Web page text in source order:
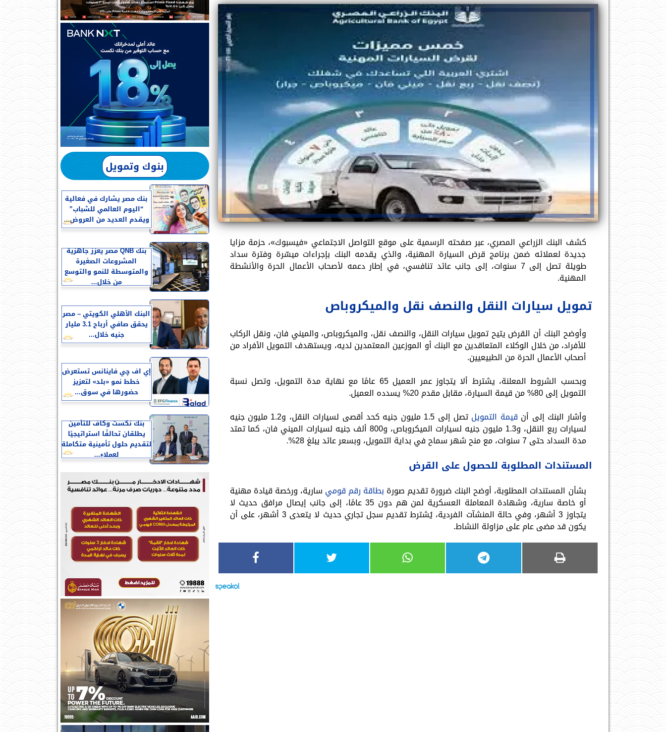
كشف البنك الزراعي المصري، عبر صفحته الرسمية على موقع التواصل الاجتماعي «فيسبوك»، حزمة مزايا
جديدة لعملائه ضمن برنامج قرض السيارة المهنية، والذي يقدمه البنك بإجراءات ميسّرة وفترة سداد
طويلة تصل إلى 7 سنوات، إلى جانب عائد تنافسي، في إطار دعمه لأصحاب الأعمال الحرة والأنشطة
المهنية.
تمويل سيارات النقل والنصف نقل والميكروباص
وأوضح البنك أن القرض يتيح تمويل سيارات النقل، والنصف نقل، والميكروباص، والميني فان، ونقل الركاب
للأفراد، من خلال الوكلاء المتعاقدين مع البنك أو الموزعين المعتمدين لديه، ويستهدف التمويل الأفراد من
أصحاب الأعمال الحرة من الطبيعيين.
وبحسب الشروط المعلنة، يشترط ألا يتجاوز عمر العميل 65 عامًا مع نهاية مدة التمويل، وتصل نسبة
التمويل إلى 80% من قيمة السيارة، مقابل مقدم 20% يسدده العميل.
وأشار البنك إلى أن قيمة التمويل تصل إلى 1.5 مليون جنيه كحد أقصى لسيارات النقل، و1.2 مليون جنيه
لسيارات ربع النقل، و1.3 مليون جنيه لسيارات الميكروباص، و800 ألف جنيه لسيارات الميني فان، كما تمتد
مدة السداد حتى 7 سنوات، مع منح شهر سماح في بداية التمويل، وبسعر عائد يبلغ 28%.
المستندات المطلوبة للحصول على القرض
بشأن المستندات المطلوبة، أوضح البنك ضرورة تقديم صورة بطاقة رقم قومي سارية، ورخصة قيادة مهنية
أو خاصة سارية، وشهادة المعاملة العسكرية لمن هم دون 35 عامًا، إلى جانب إيصال مرافق حديث لا
يتجاوز 3 أشهر، وفي حالة المنشآت الفردية، يُشترط تقديم سجل تجاري حديث لا يتعدى 3 أشهر، على أن
يكون قد مضى عام على مزاولة النشاط.
بنوك وتمويل
بنك مصر يشارك في فعالية
“اليوم العالمي للشباب”
ويقدم العديد من العروض...
بنك QNB مصر يعزز جاهزية
المشروعات الصغيرة
والمتوسطة للنمو والتوسع
من خلال...
البنك الأهلي الكويتي – مصر
يحقق صافي أرباح 3.1 مليار
جنيه خلال...
إي اف چي فاينانس تستعرض
خطط نمو «بلد» لتعزيز
حضورها في سوق...
بنك نكست وكاف للتأمين
يطلقان تحالفًا استراتيجيًا
لتقديم حلول تأمينية متكاملة
لعملاء...